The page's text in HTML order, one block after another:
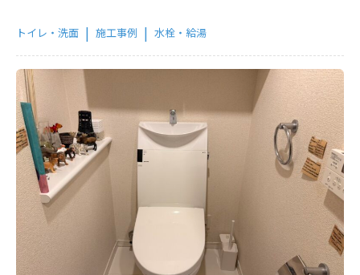
トイレ・洗面 | 施工事例 | 水栓・給湯